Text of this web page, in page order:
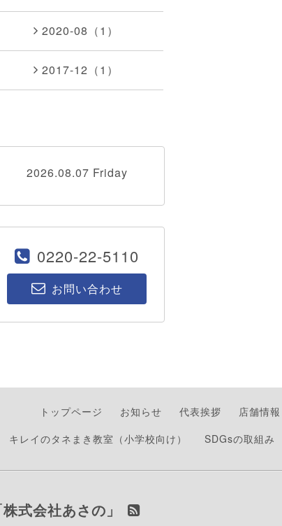
2020-08（1）
2017-12（1）
2026.08.07 Friday
0220-22-5110
お問い合わせ
トップページ お知らせ 代表挨拶 店舗情報
キレイのタネまき教室（小学校向け）
SDGsの取組み
株式会社あさの」